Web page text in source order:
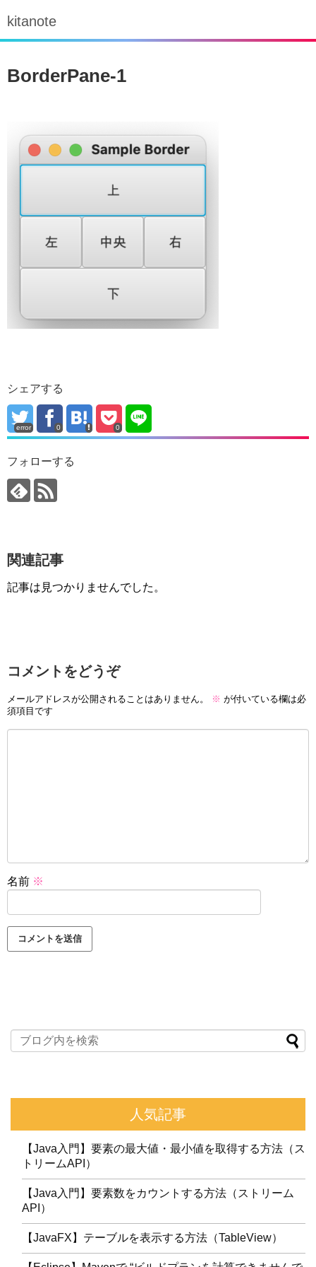
kitanote
BorderPane-1
シェアする
error 0 0
フォローする
関連記事
記事は見つかりませんでした。
コメントをどうぞ
メールアドレスが公開されることはありません。 ※ が付いている欄は必
須項目です
名前 ※
人気記事
【Java入門】要素の最大値・最小値を取得する方法（ス
トリームAPI）
【Java入門】要素数をカウントする方法（ストリーム
API）
【JavaFX】テーブルを表示する方法（TableView）